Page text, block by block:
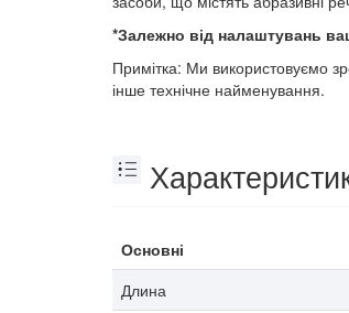
*Залежно від налаштувань
Примітка: Ми використовуємо
інше технічне найменування.
Основні
Длина